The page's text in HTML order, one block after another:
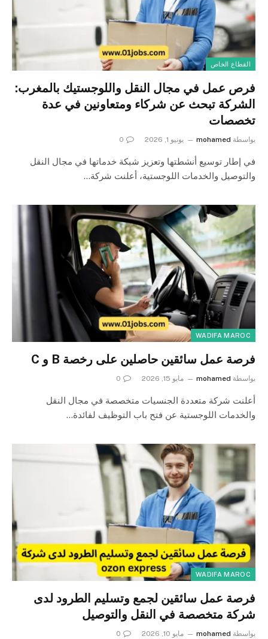
القطاع الخاص
فرص عمل في مجال النقل واللوجستيك بالمغرب:
الشركة تبحث عن شركاء ومتعاونين في عدة
تخصصات
بواسطة mohamed يونيو 1, 2026 0
في إطار توسيع أنشطتها وتعزيز شبكة خدماتها في مجال النقل
والتوصيل والخدمات اللوجستية، أعلنت شركة…
WADIFA MAROC
فرصة عمل سائقين حاصلين على رخصة B و C
بواسطة mohamed مايو 15, 2026 0
أعلنت شركة متعددة الجنسيات متخصصة في مجال النقل
والخدمات اللوجستية عن فتح باب التوظيف لفائدة…
WADIFA MAROC
فرصة عمل سائقين لجمع وتسليم الطرود لدى
شركة متخصصة في النقل والتوصيل
بواسطة mohamed مايو 10, 2026 0